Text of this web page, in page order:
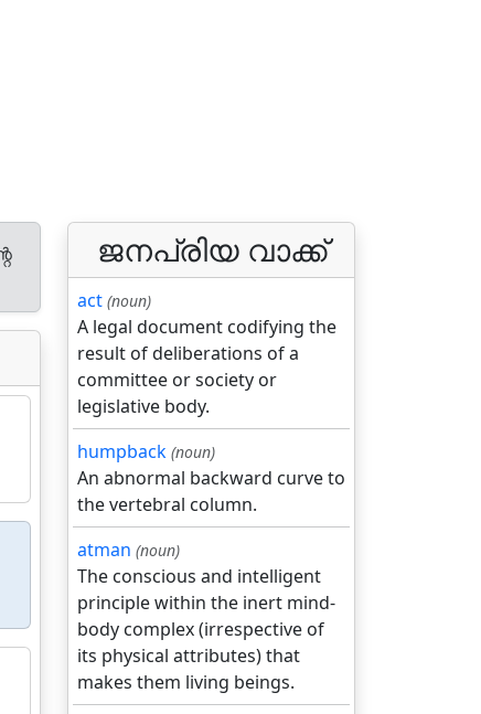
ജനപ്രിയ വാക്ക്
act (noun)
A legal document codifying the
result of deliberations of a
committee or society or
legislative body.
humpback (noun)
An abnormal backward curve to
the vertebral column.
atman (noun)
The conscious and intelligent
principle within the inert mind-
body complex (irrespective of
its physical attributes) that
makes them living beings.